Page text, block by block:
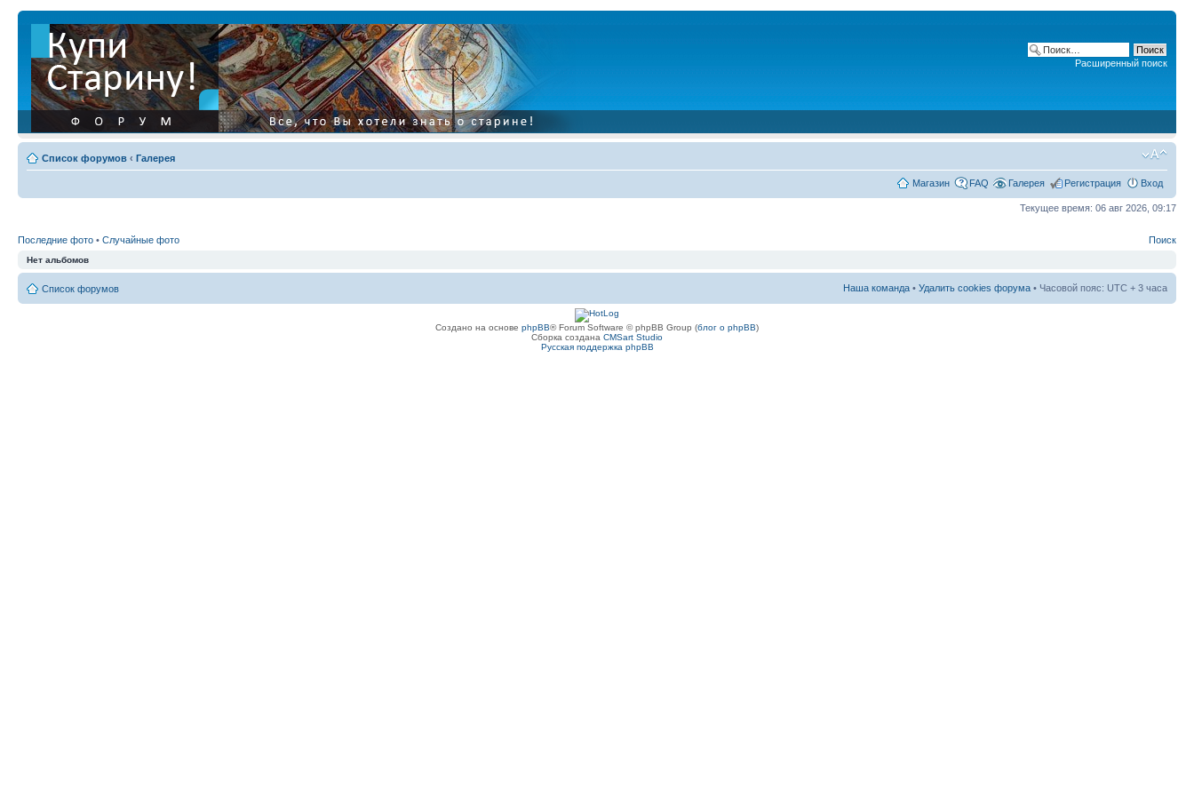
Расширенный поиск
Список форумов ‹ Галерея
Магазин FAQ Галерея Регистрация Вход
Текущее время: 06 авг 2026, 09:17
Последние фото • Случайные фото Поиск
Нет альбомов
Список форумов Наша команда • Удалить cookies форума • Часовой пояс: UTC + 3 часа
Создано на основе phpBB® Forum Software © phpBB Group (блог о phpBB)
Сборка создана CMSart Studio
Русская поддержка phpBB